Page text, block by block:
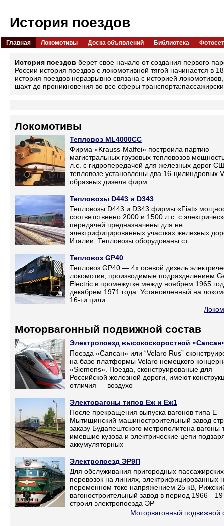
История поездов
Главная Локомотивы Доска объявлений Библиотека
История поездов берет свое начало от создания первого
России история поездов с локомотивной тягой начинается в
история поездов неразрывно связана с историей
шахт до проникновения во все сферы
Локомотивы
Тепловоз ML4000CC
Фирма «Krauss-Maffei» построила партию
магистральных грузовых тепловозов
л.с. с гидропередачей для железных дорог
тепловозе установлены два 16-цилиндровых
образных дизеля фирм
Тепловозы D443 и D343
Тепловозы D443 и D343 фирмы «Fiat»
соответственно 2000 и 1500 л.с. с
передачей предназначены для не
электрифицированных участках железных
Италии. Тепловозы оборудованы ст
Тепловоз GP40
Тепловоз GP40 — 4х осевой дизель
локомотив, производимые подразделением
Electric в промежутке между ноябрем 1965
декабрем 1971 года. Установленный на
16-ти цили
Моторвагонный подвижной состав
Электропоезд высокоскоростной
Поезда «Сапсан» или “Velaro Rus”
на базе платформы Velaro немецкого
«Siemens». Поезда, сконструированые для
Российской железной дороги, имеют
отличия — воздухо
Электовагоны типов Еж и Еж1
После прекращения выпуска вагонов типа Е
Мытищинский машиностроительный завод
заказу Будапештского метрополитена вагоны
имевшие кузова и электрические цепи
аккумуляторных
Электропоезд ЭР9П
Для обслуживания пригородных пассажирских
перевозок на линиях, электрифицированных
переменном токе напряжением 25 кВ,
вагоностроительный завод в период
строил электропоезда ЭР
Моторвагонный подвижной